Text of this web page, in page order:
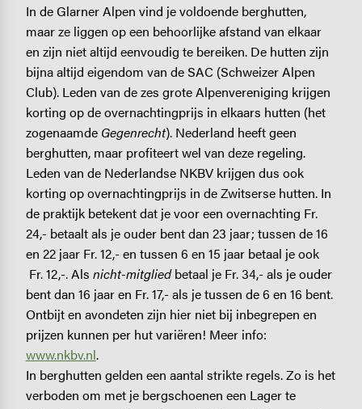
In de Glarner Alpen vind je voldoende berghutten,
maar ze liggen op een behoorlijke afstand van elkaar
en zijn niet altijd eenvoudig te bereiken. De hutten zijn
bijna altijd eigendom van de SAC (Schweizer Alpen
Club). Leden van de zes grote Alpenvereniging krijgen
korting op de overnachtingprijs in elkaars hutten (het
zogenaamde Gegenrecht). Nederland heeft geen
berghutten, maar profiteert wel van deze regeling.
Leden van de Nederlandse NKBV krijgen dus ook
korting op overnachtingprijs in de Zwitserse hutten. In
de praktijk betekent dat je voor een overnachting Fr.
24,- betaalt als je ouder bent dan 23 jaar; tussen de 16
en 22 jaar Fr. 12,- en tussen 6 en 15 jaar betaal je ook
Fr. 12,-. Als nicht-mitgliedbetaal je Fr. 34,- als je ouder
bent dan 16 jaar en Fr. 17,- als je tussen de 6 en 16 bent.
Ontbijt en avondeten zijn hier niet bij inbegrepen en
prijzen kunnen per hut variëren! Meer info:
www.nkbv.nl.
In berghutten gelden een aantal strikte regels. Zo is het
verboden om met je bergschoenen een Lager te